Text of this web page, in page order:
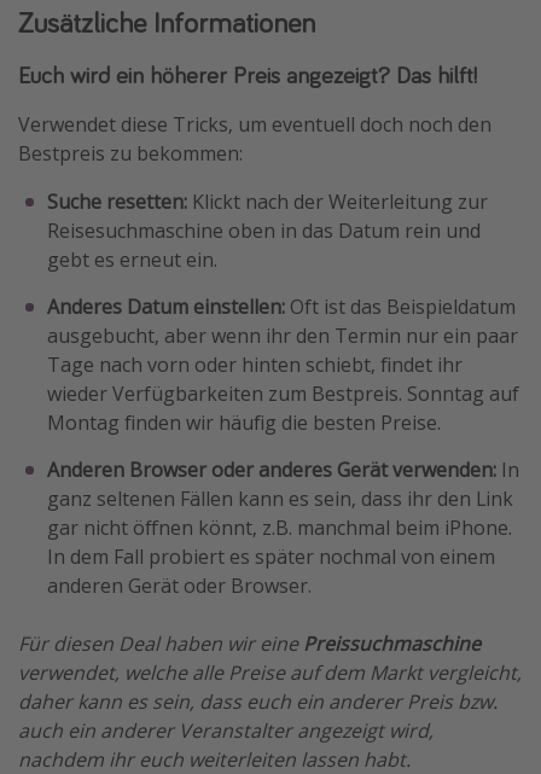
Zusätzliche Informationen
Euch wird ein höherer Preis angezeigt? Das hilft!
Verwendet diese Tricks, um eventuell doch noch den
Bestpreis zu bekommen:
Suche resetten: Klickt nach der Weiterleitung zur
Reisesuchmaschine oben in das Datum rein und
gebt es erneut ein.
Anderes Datum einstellen: Oft ist das Beispieldatum
ausgebucht, aber wenn ihr den Termin nur ein paar
Tage nach vorn oder hinten schiebt, findet ihr
wieder Verfügbarkeiten zum Bestpreis. Sonntag auf
Montag finden wir häufig die besten Preise.
Anderen Browser oder anderes Gerät verwenden: In
ganz seltenen Fällen kann es sein, dass ihr den Link
gar nicht öffnen könnt, z.B. manchmal beim iPhone.
In dem Fall probiert es später nochmal von einem
anderen Gerät oder Browser.
Für diesen Deal haben wir einePreissuchmaschine
verwendet, welche alle Preise auf dem Markt vergleicht,
daher kann es sein, dass euch ein anderer Preis bzw.
auch ein anderer Veranstalter angezeigt wird,
nachdem ihr euch weiterleiten lassen habt.